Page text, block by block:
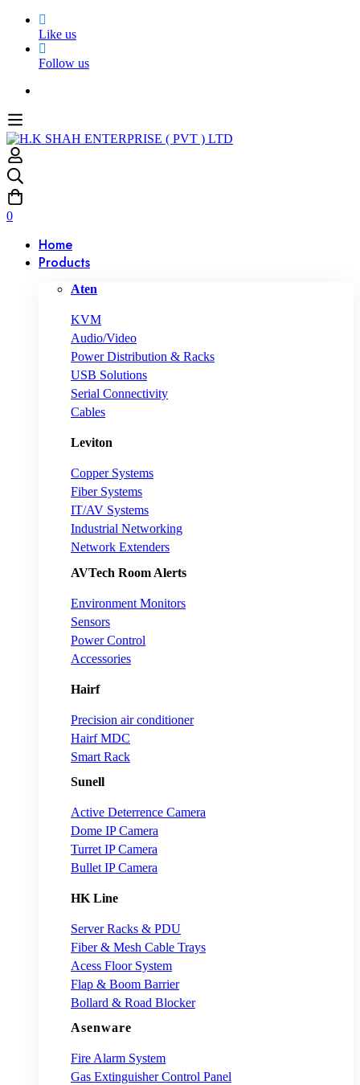
Like us
Follow us
0
Home
Products
Aten
KVM
Audio/Video
Power Distribution & Racks
USB Solutions
Serial Connectivity
Cables
Leviton
Copper Systems
Fiber Systems
IT/AV Systems
Industrial Networking
Network Extenders
AVTech Room Alerts
Environment Monitors
Sensors
Power Control
Accessories
Hairf
Precision air conditioner
Hairf MDC
Smart Rack
Sunell
Active Deterrence Camera
Dome IP Camera
Turret IP Camera
Bullet IP Camera
HK Line
Server Racks & PDU
Fiber & Mesh Cable Trays
Acess Floor System
Flap & Boom Barrier
Bollard & Road Blocker
Asenware
Fire Alarm System
Gas Extinguisher Control Panel